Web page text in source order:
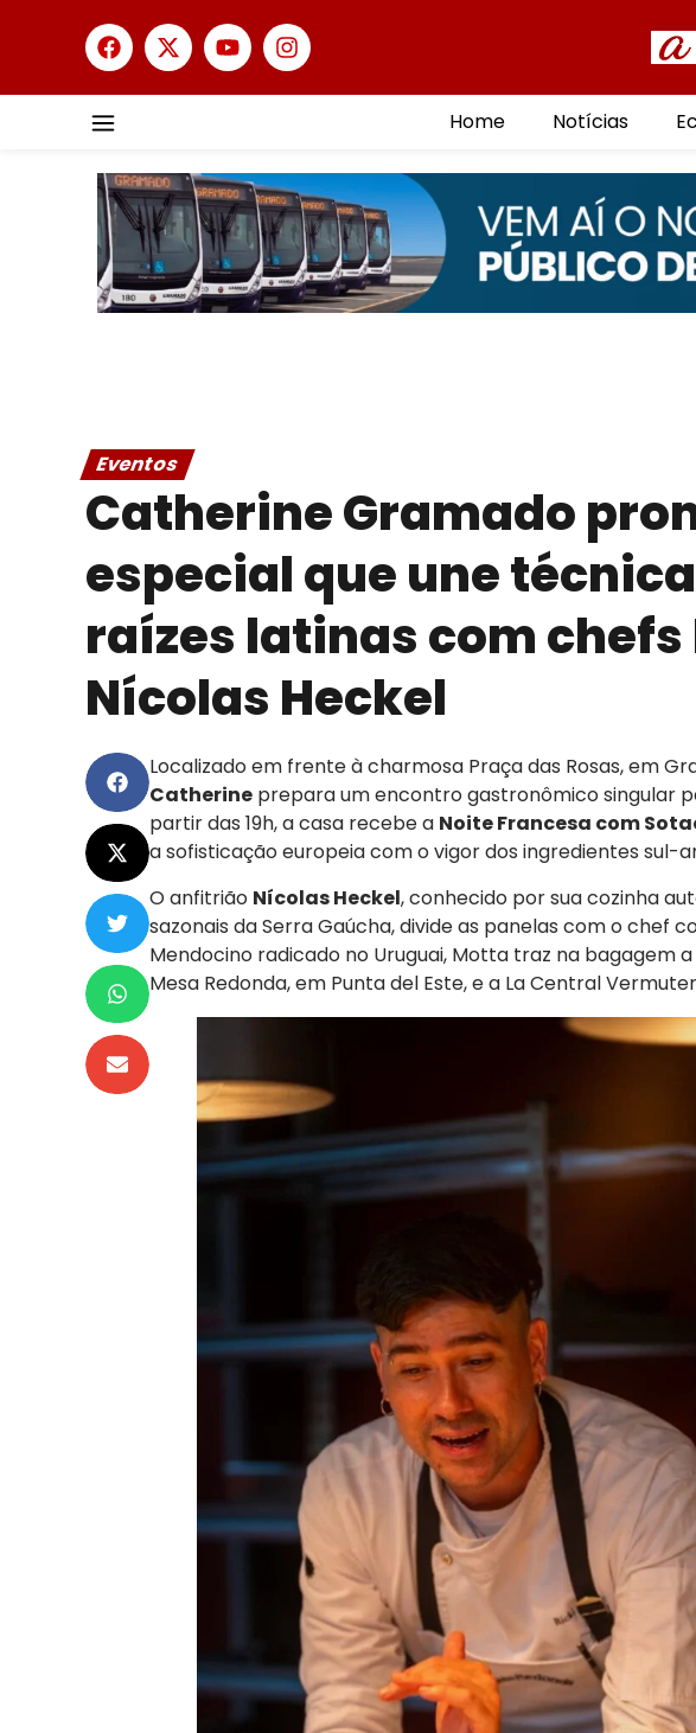
Home Notícias
Eventos
Catherine Gramado
especial que une
raízes latinas com chefs
Nícolas Heckel
Localizado em frente à charmosa Praça das Rosas, em
Catherineprepara um encontro gastronômico singular
partir das 19h, a casa recebe a Noite Francesa com
a sofisticação europeia com o vigor dos ingredientes sul-
O anfitrião Nícolas Heckel, conhecido por sua cozinha
sazonais da Serra Gaúcha, divide as panelas com o chef
Mendocino radicado no Uruguai, Motta traz na bagagem
Mesa Redonda, em Punta del Este, e a La Central